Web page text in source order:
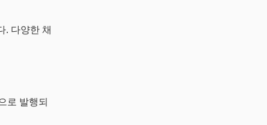
. 다양한 채
로 발행되